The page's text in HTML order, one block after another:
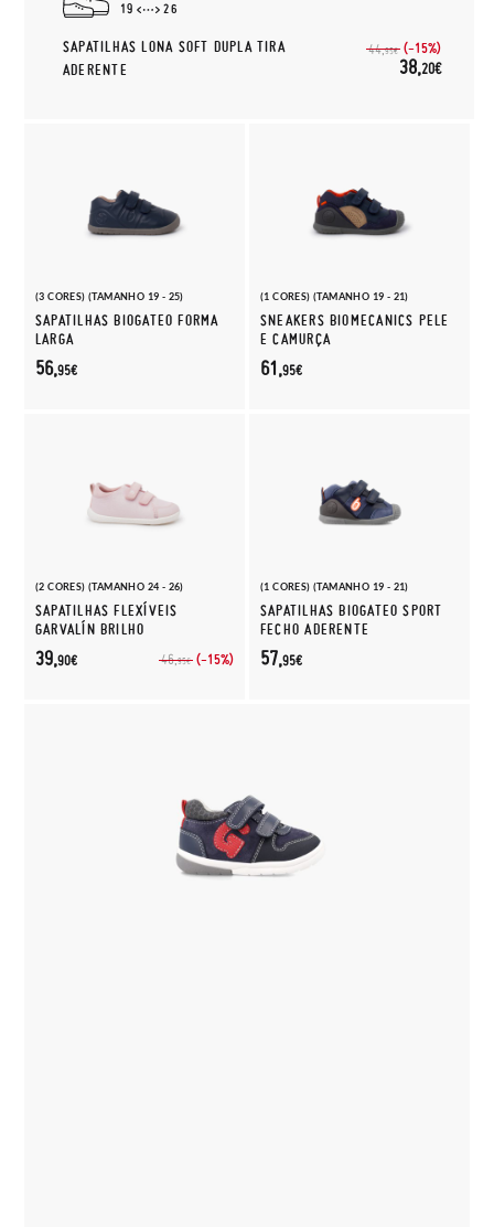
19 26
SAPATILHAS LONA SOFT DUPLA TIRA
ADERENTE
44,95€ (-15%)
38,20€
(3 CORES) (TAMANHO 19 - 25)
SAPATILHAS BIOGATEO FORMA
LARGA
56,95€
(1 CORES) (TAMANHO 19 - 21)
SNEAKERS BIOMECANICS PELE
E CAMURÇA
61,95€
(2 CORES) (TAMANHO 24 - 26)
SAPATILHAS FLEXÍVEIS
GARVALÍN BRILHO
46,95€ (-15%)
39,90€
(1 CORES) (TAMANHO 19 - 21)
SAPATILHAS BIOGATEO SPORT
FECHO ADERENTE
57,95€